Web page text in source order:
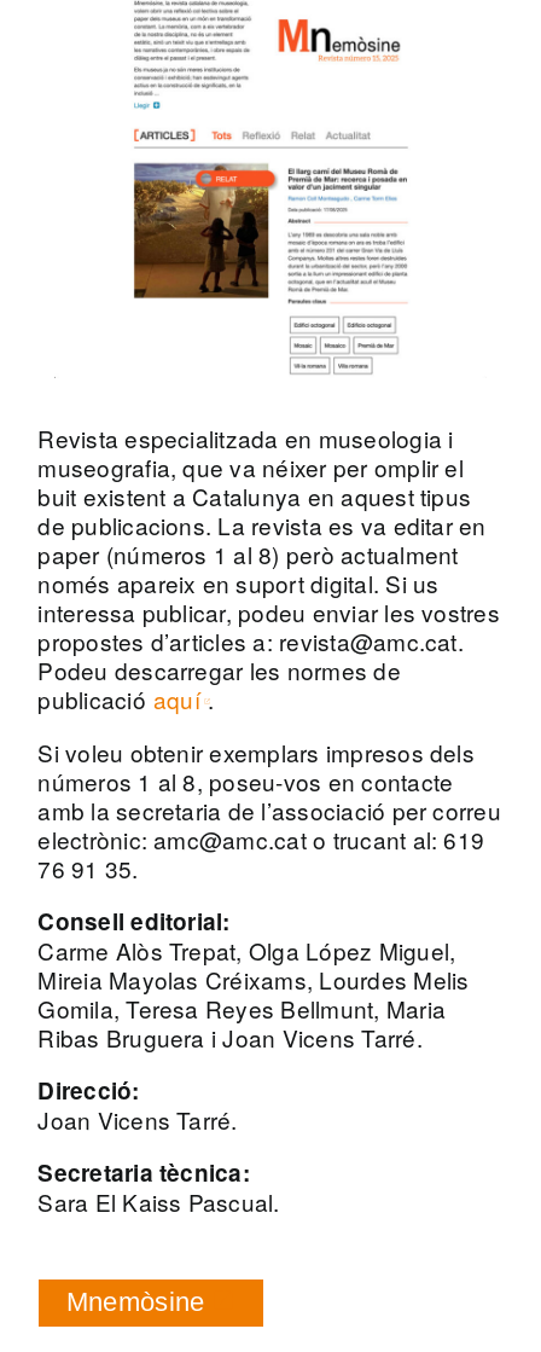
Revista especialitzada en museologia i
museografia, que va néixer per omplir el
buit existent a Catalunya en aquest tipus
de publicacions. La revista es va editar en
paper (números 1 al 8) però actualment
només apareix en suport digital. Si us
interessa publicar, podeu enviar les vostres
propostes d’articles a: revista@amc.cat.
Podeu descarregar les normes de
publicació aquí .
Si voleu obtenir exemplars impresos dels
números 1 al 8, poseu-vos en contacte
amb la secretaria de l’associació per correu
electrònic: amc@amc.cat o trucant al: 619
76 91 35.
Consell editorial:
Carme Alòs Trepat, Olga López Miguel,
Mireia Mayolas Créixams, Lourdes Melis
Gomila, Teresa Reyes Bellmunt, Maria
Ribas Bruguera i Joan Vicens Tarré.
Direcció:
Joan Vicens Tarré.
Secretaria tècnica:
Sara El Kaiss Pascual.
Mnemòsine